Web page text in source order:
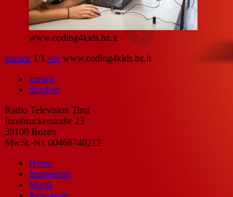
www.coding4kids.bz.it
zurück 1/1 vor www.coding4kids.bz.it
zurück
drucken
Radio Television Tirol
Innsbruckerstraße 23
39100 Bozen
MwSt.-Nr. 00468740212
Home
Impressum
Musik